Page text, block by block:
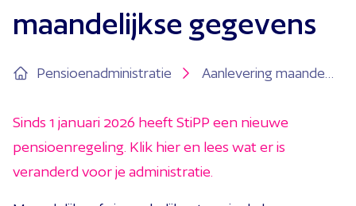
maandelijkse gegevens
Pensioenadministratie Aanlevering maandelijkse gegevens
Sinds 1 januari 2026 heeft StiPP een nieuwe
pensioenregeling. Klik hier en lees wat er is
veranderd voor je administratie.